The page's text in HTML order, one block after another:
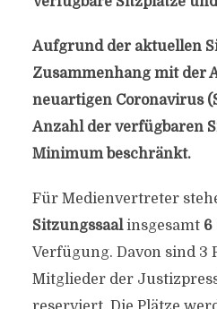
Aufgrund der aktuellen
Zusammenhang mit der
neuartigen Coronavirus
Anzahl der verfügbaren
Minimum beschränkt.
Für Medienvertreter
Sitzungssaalinsgesamt 6
Verfügung. Davon sind 3
Mitglieder der